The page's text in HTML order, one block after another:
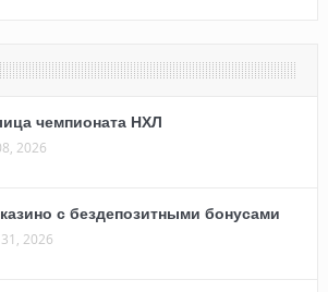
чемпионата НХЛ
2026
с бездепозитными бонусами
2026